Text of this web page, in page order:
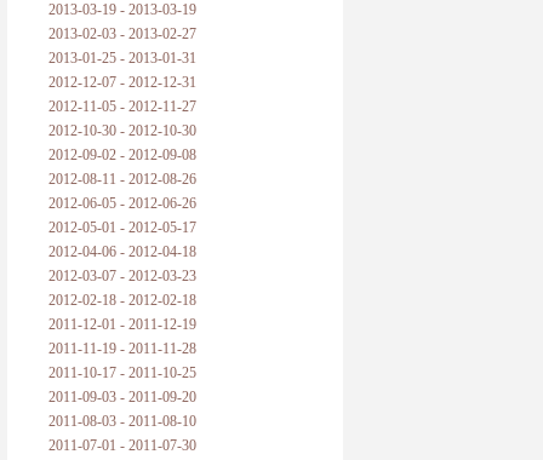
2013-03-19 - 2013-03-19
2013-02-03 - 2013-02-27
2013-01-25 - 2013-01-31
2012-12-07 - 2012-12-31
2012-11-05 - 2012-11-27
2012-10-30 - 2012-10-30
2012-09-02 - 2012-09-08
2012-08-11 - 2012-08-26
2012-06-05 - 2012-06-26
2012-05-01 - 2012-05-17
2012-04-06 - 2012-04-18
2012-03-07 - 2012-03-23
2012-02-18 - 2012-02-18
2011-12-01 - 2011-12-19
2011-11-19 - 2011-11-28
2011-10-17 - 2011-10-25
2011-09-03 - 2011-09-20
2011-08-03 - 2011-08-10
2011-07-01 - 2011-07-30